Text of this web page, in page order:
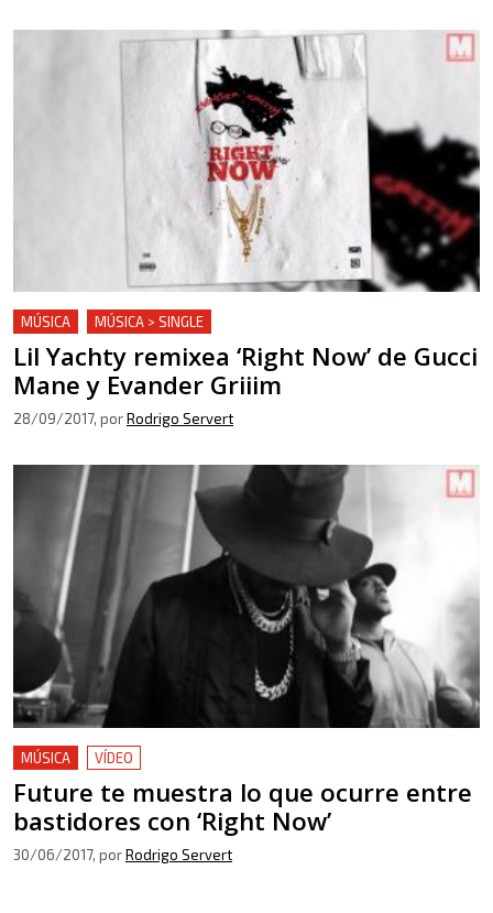
MÚSICA MÚSICA > SINGLE
Lil Yachty remixea ‘Right Now’ de Gucci
Mane y Evander Griiim
28/09/2017, porRodrigo Servert
MÚSICA VÍDEO
Future te muestra lo que ocurre entre
bastidores con ‘Right Now’
30/06/2017, porRodrigo Servert